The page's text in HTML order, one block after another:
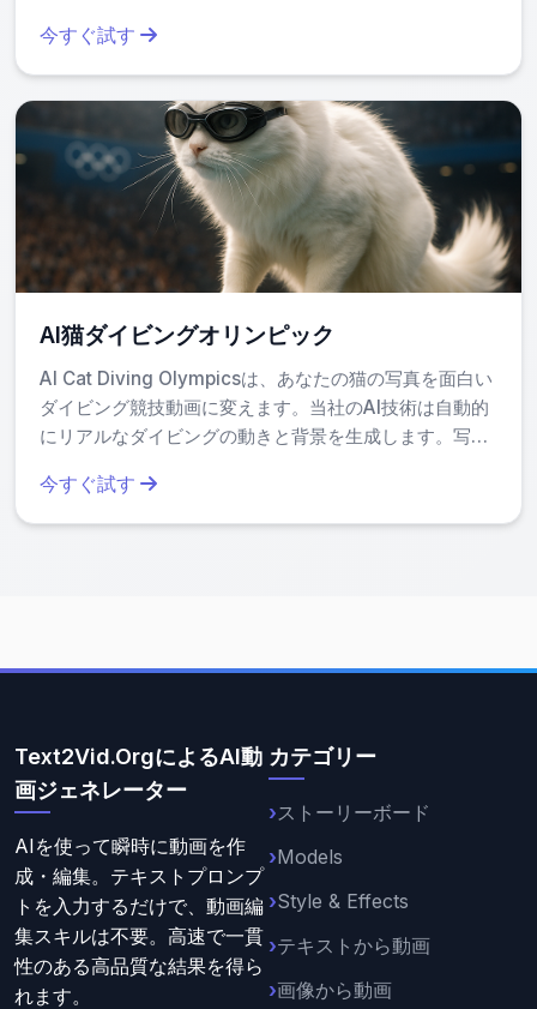
す。ダウンロード不要 – ただアップロード、生成、そし
て面白い動画を簡単に共有するだけです。ソーシャルメ
ディア、メーモ、クリエイティブプロジェクトに最適
で、誰もが気軽に利用できる速やかでユーザーフレンド
リーなエンターテイメントを提供します。
今すぐ試す
AI猫ダイビングオリンピック
AI Cat Diving Olympicsは、あなたの猫の写真を面白い
ダイビング競技動画に変えます。当社のAI技術は自動的
にリアルなダイビングの動きと背景を生成します。写真
な、ペットの運動能力を披露する動画を作成できます。
ソーシャルメディアでの共有や、ユニークなエンターテ
今すぐ試す
Text2Vid.OrgによるAI動
画ジェネレーター
AIを使って瞬時に動画を作
成・編集。テキストプロンプ
トを入力するだけで、動画編
集スキルは不要。高速で一貫
性のある高品質な結果を得ら
れます。
カテゴリー
ストーリーボード
Models
Style & Effects
テキストから動画
画像から動画